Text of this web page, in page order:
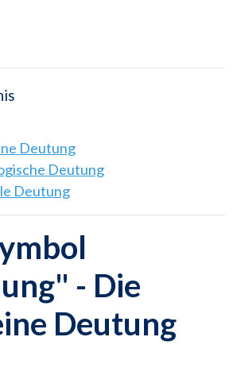
Deutung
Deutung
Deutung
- Die
Deutung